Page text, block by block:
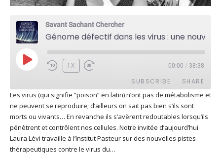
Savant Sachant Chercher
PLAY
EPISODE
1X 00:00 / 38:38
SUBSCRIBE SHARE
Apple Podcasts Deezer
Google Play PocketCasts
Podcast Addict RSS
Spotify
SHARE
LINK
EMBED
Les virus (qui signifie “poison” en latin) n’ont pas de métabolisme et
ne peuvent se reproduire; d’ailleurs on sait pas bien s’ils sont
morts ou vivants… En revanche ils s’avèrent redoutables lorsqu’ils
pénètrent et contrôlent nos cellules. Notre invitée d’aujourd’hui
Laura Lévi travaille à l’Institut Pasteur sur des nouvelles pistes
thérapeutiques contre le virus du…